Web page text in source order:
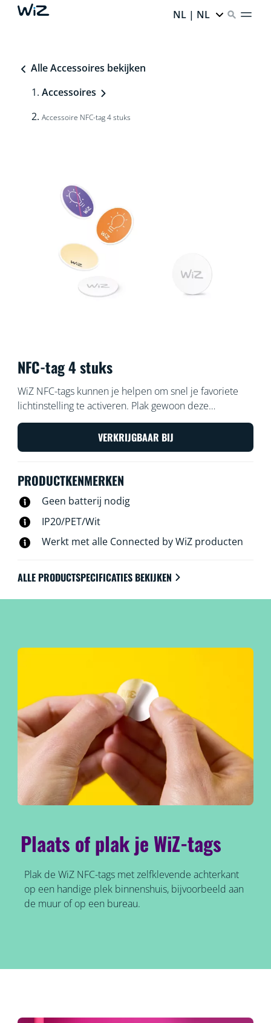
NL | NL
Alle Accessoires bekijken
Accessoires
Accessoire NFC-tag 4 stuks
NFC-tag 4 stuks
WiZ NFC-tags kunnen je helpen om snel je favoriete
lichtinstelling te activeren. Plak gewoon deze
instelbare tags en tik erop met je telefoon. Je kunt de
tags personaliseren om lichten aan of uit te doen, een
concentratie-instelling te activeren om thuis te werken,
met je vrienden, of elke andere instelling die je maar
VERKRIJGBAAR BIJ
PRODUCTKENMERKEN
Geen batterij nodig
IP20/PET/Wit
Werkt met alle Connected by WiZ producten
ALLE PRODUCTSPECIFICATIES BEKIJKEN
Plaats of plak je WiZ-tags
Plak de WiZ NFC-tags met zelfklevende achterkant
op een handige plek binnenshuis, bijvoorbeeld aan
de muur of op een bureau.